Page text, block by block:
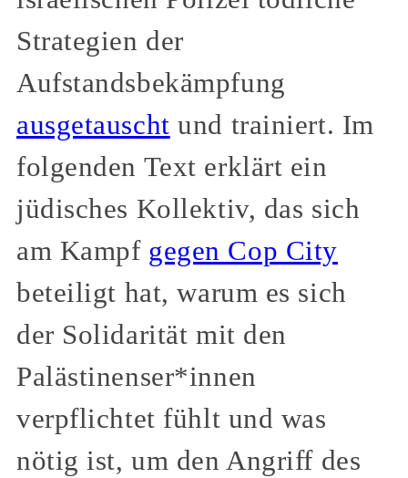
Strategien der
Aufstandsbekämpfung
ausgetauscht und trainiert. Im
folgenden Text erklärt ein
jüdisches Kollektiv, das sich
am Kampf gegen Cop City
beteiligt hat, warum es sich
der Solidarität mit den
Palästinenser*innen
verpflichtet fühlt und was
nötig ist, um den Angriff des